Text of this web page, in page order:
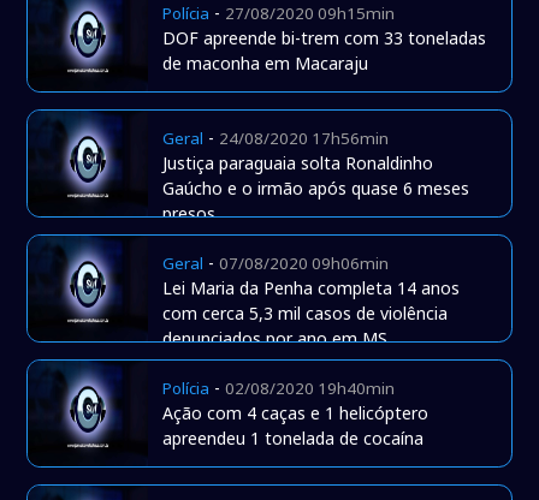
Polícia - 27/08/2020 09h15min
DOF apreende bi-trem com 33 toneladas
de maconha em Macaraju
Geral - 24/08/2020 17h56min
Justiça paraguaia solta Ronaldinho
Gaúcho e o irmão após quase 6 meses
presos
Geral -07/08/2020 09h06min
Lei Maria da Penha completa 14 anos
com cerca 5,3 mil casos de violência
denunciados por ano em MS
Polícia -02/08/2020 19h40min
Ação com 4 caças e 1 helicóptero
apreendeu 1 tonelada de cocaína